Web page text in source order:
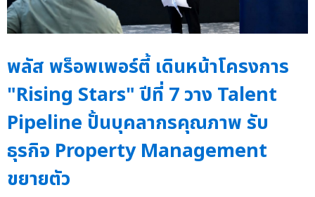
พลัส พร็อพเพอร์ตี้ เดินหน้าโครงการ
"Rising Stars" ปีที่ 7 วาง Talent
Pipeline ปั้นบุคลากรคุณภาพ รับ
ธุรกิจ Property Management
ขยายตัว